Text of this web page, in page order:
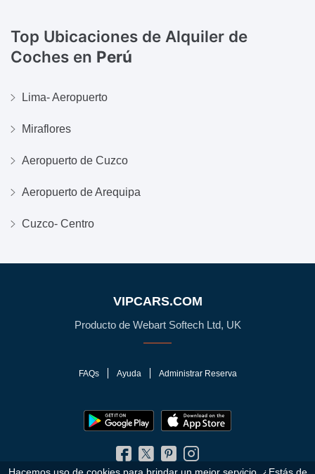
Top Ubicaciones de Alquiler de
Coches en Perú
Lima- Aeropuerto
Miraflores
Aeropuerto de Cuzco
Aeropuerto de Arequipa
Cuzco- Centro
VIPCARS.COM
Producto de Webart Softech Ltd, UK
FAQs Ayuda Administrar Reserva